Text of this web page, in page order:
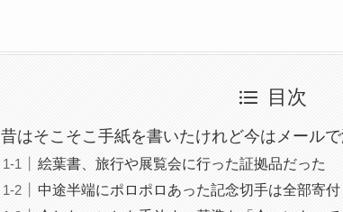
目次
昔はそこそこ手紙を書いたけれど今はメール
絵葉書、旅行や展覧会に行った証拠品だった
中途半端にポロポロあった記念切手は全部寄付